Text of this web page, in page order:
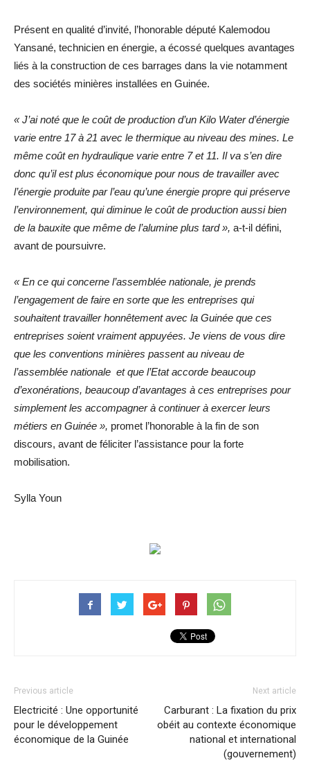
Présent en qualité d’invité, l’honorable député Kalemodou
Yansané, technicien en énergie, a écossé quelques avantages
liés à la construction de ces barrages dans la vie notamment
des sociétés minières installées en Guinée.
« J’ai noté que le coût de production d’un Kilo Water d’énergie
varie entre 17 à 21 avec le thermique au niveau des mines. Le
même coût en hydraulique varie entre 7 et 11. Il va s’en dire
donc qu’il est plus économique pour nous de travailler avec
l’énergie produite par l’eau qu’une énergie propre qui préserve
l’environnement, qui diminue le coût de production aussi bien
de la bauxite que même de l’alumine plus tard », a-t-il défini,
avant de poursuivre.
« En ce qui concerne l’assemblée nationale, je prends
l’engagement de faire en sorte que les entreprises qui
souhaitent travailler honnêtement avec la Guinée que ces
entreprises soient vraiment appuyées. Je viens de vous dire
que les conventions minières passent au niveau de
l’assemblée nationale et que l’Etat accorde beaucoup
d’exonérations, beaucoup d’avantages à ces entreprises pour
simplement les accompagner à continuer à exercer leurs
métiers en Guinée », promet l’honorable à la fin de son
discours, avant de féliciter l’assistance pour la forte
mobilisation.
Sylla Youn
Previous article
Electricité : Une opportunité
pour le développement
économique de la Guinée
Next article
Carburant : La fixation du prix
obéit au contexte économique
national et international
(gouvernement)